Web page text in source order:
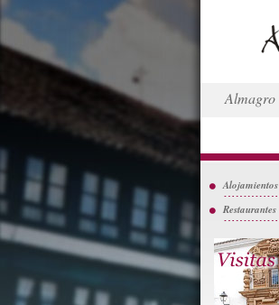
Almagro
Alojamientos
Restaurantes